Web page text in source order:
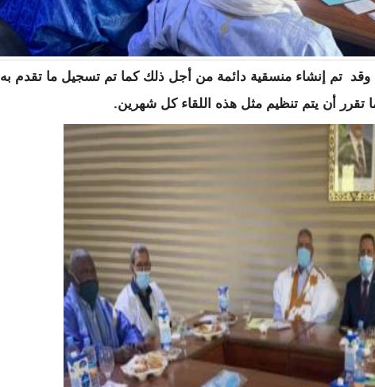
وقد تم إنشاء منسقية دائمة من أجل ذلك كما تم تسجيل ما تقدم به
تقرر أن يتم تنظيم مثل هذه اللقاء كل شهرين.